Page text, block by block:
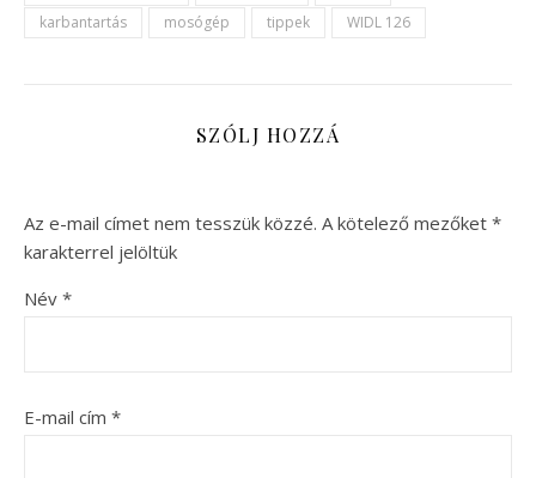
karbantartás
mosógép tippek WIDL 126
SZÓLJ HOZZÁ
Az e-mail címet nem tesszük közzé. A kötelező mezőket *
karakterrel jelöltük
Név *
E-mail cím *